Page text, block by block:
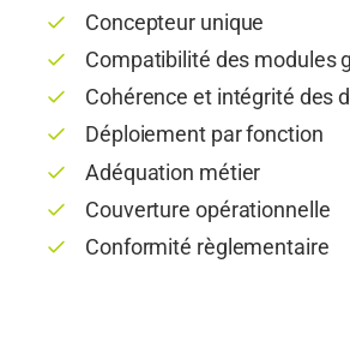
Concepteur unique
Compatibilité des modules
Cohérence et intégrité des
Déploiement par fonction
Adéquation métier
Couverture opérationnelle
Conformité règlementaire